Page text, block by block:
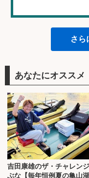
さら
あなたにオススメ
吉田康雄のザ・チャレン
ぶな【毎年恒例夏の亀山湖